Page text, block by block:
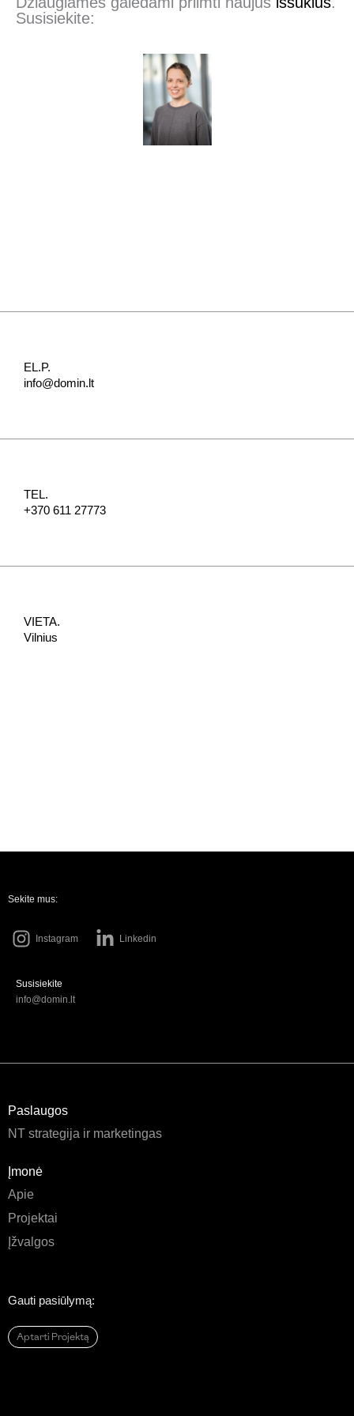
Susisiekite:
EL.P.
info@domin.lt
TEL.
+370 611 27773
VIETA.
Vilnius
Sekite mus:
Instagram Linkedin
Susisiekite
info@domin.lt
Paslaugos
NT strategija ir marketingas
Įmonė
Apie
Projektai
Įžvalgos
Gauti pasiūlymą:
Aptarti Projektą